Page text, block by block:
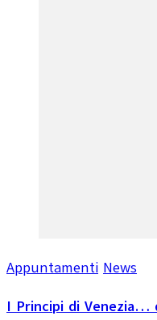
Appuntamenti News
I Principi di Venezia…